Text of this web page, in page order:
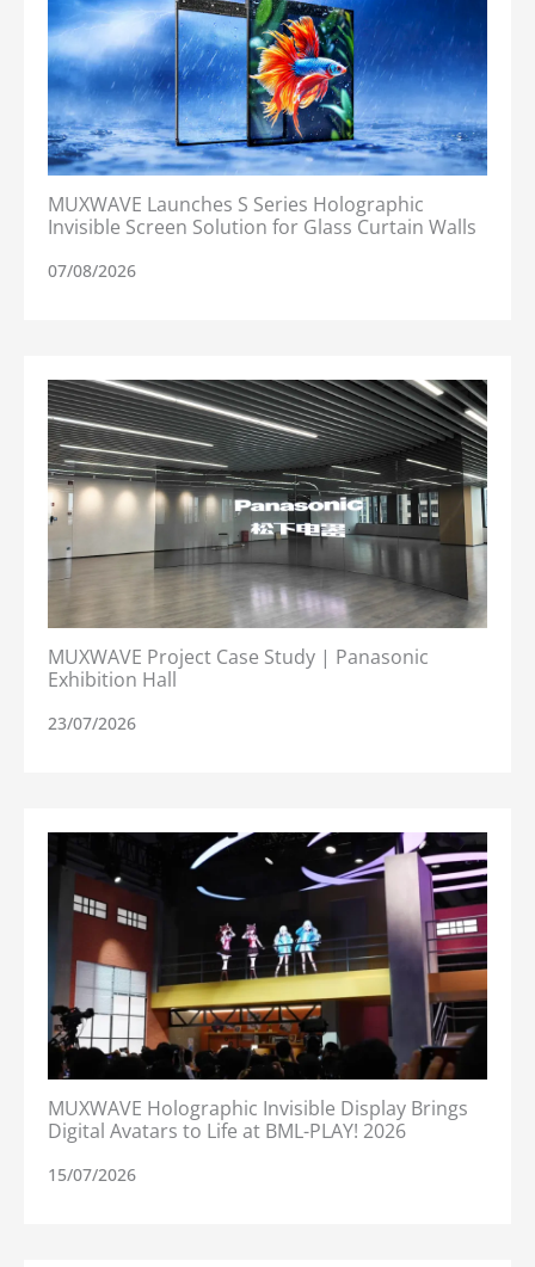
MUXWAVE Launches S Series Holographic
Invisible Screen Solution for Glass Curtain Walls
07/08/2026
MUXWAVE Project Case Study | Panasonic
Exhibition Hall
23/07/2026
MUXWAVE Holographic Invisible Display Brings
Digital Avatars to Life at BML-PLAY! 2026
15/07/2026